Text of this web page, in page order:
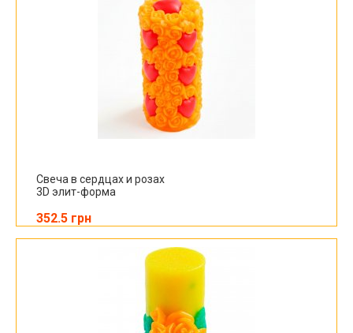
Свеча в сердцах и розах
3D элит-форма
352.5 грн